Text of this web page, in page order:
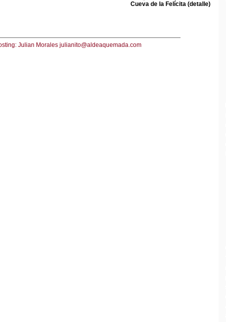
Cueva de la Felícita (detalle)
Julian Morales julianito@aldeaquemada.com